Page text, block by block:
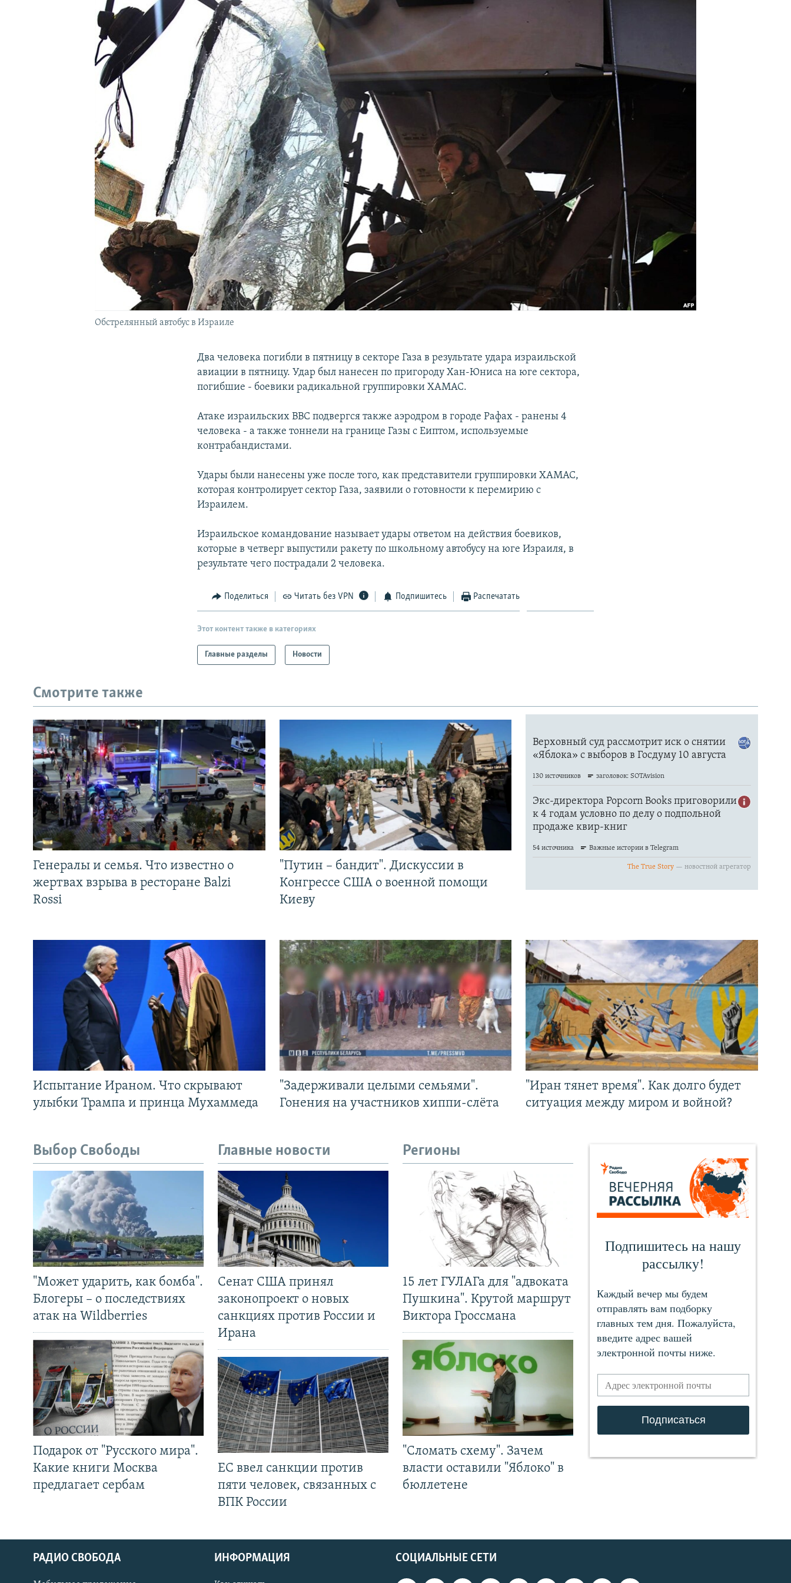
ПОДПИШИТЕСЬ НА РАССЫЛКУ
Обстрелянный автобус в Израиле
Два человека погибли в пятницу в секторе Газа в результате удара израильской
авиации в пятницу. Удар был нанесен по пригороду Хан-Юниса на юге сектора,
погибшие - боевики радикальной группировки ХАМАС.
Атаке израильских ВВС подвергся также аэродром в городе Рафах - ранены 4
человека - а также тоннели на границе Газы с Еиптом, используемые
контрабандистами.
Удары были нанесены уже после того, как представители группировки ХАМАС,
которая контролирует сектор Газа, заявили о готовности к перемирию с
Израилем.
Израильское командование называет удары ответом на действия боевиков,
которые в четверг выпустили ракету по школьному автобусу на юге Израиля, в
результате чего пострадали 2 человека.
Поделиться Читать без VPN Подпишитесь Распечатать
Этот контент также в категориях
Главные разделы Новости
Смотрите также
Генералы и семья. Что известно о
жертвах взрыва в ресторане Balzi
Rossi
"Путин – бандит". Дискуссии в
Конгрессе США о военной помощи
Киеву
Испытание Ираном. Что скрывают
улыбки Трампа и принца Мухаммеда
"Задерживали целыми семьями".
Гонения на участников хиппи-слёта
"Иран тянет время". Как долго будет
ситуация между миром и войной?
Выбор Свободы
"Может ударить, как бомба".
Блогеры – о последствиях
атак на Wildberries
Подарок от "Русского мира".
Какие книги Москва
предлагает сербам
Главные новости
Сенат США принял
законопроект о новых
санкциях против России и
Ирана
ЕС ввел санкции против
пяти человек, связанных с
ВПК России
Регионы
15 лет ГУЛАГа для "адвоката
Пушкина". Крутой маршрут
Виктора Гроссмана
"Сломать схему". Зачем
власти оставили "Яблоко" в
бюллетене
СОЦИАЛЬНЫЕ СЕТИ
РАДИО СВОБОДА ИНФОРМАЦИЯ